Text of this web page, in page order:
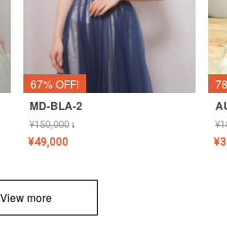
67% OFF!
MD-BLA-2
¥150,000↓
¥49,000
¥
¥
View more